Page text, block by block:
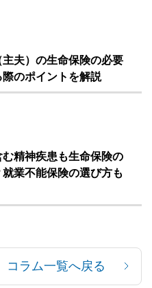
夫）の生命保険の必要
のポイントを解説
む精神疾患も生命保険の
業不能保険の選び方も
コラム一覧へ戻る